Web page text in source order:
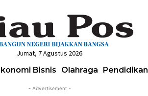
Jumat, 7 Agustus 2026
Bisnis Olahraga Pendidikan
- Advertisement -